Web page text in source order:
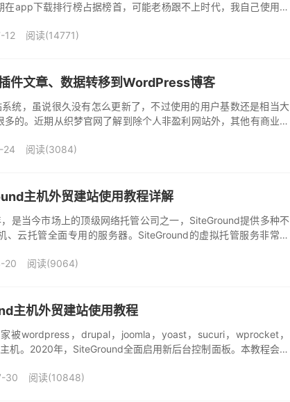
在app下载排行榜占据榜首，可能老杨跟不上时代，我自己使用抖
12 阅读(14771)
件文章、数据转移到WordPress博客
统，虽说很久没有怎么更新了，不过使用的用户基数还是相当大
的。近期从织梦官网了解到除个人非盈利网站外，其他有商业性
24 阅读(3084)
主机外贸建站使用教程详解
是当今市场上的顶级网络托管公司之一，SiteGround提供多种不
、云托管全面专用的服务器。SiteGround的虚拟托管服务非常周
20 阅读(9064)
主机外贸建站使用教程
被wordpress，drupal，joomla，yoast，sucuri，wprocket，
机。2020年，SiteGround全面启用新后台控制面板。本教程会手
30 阅读(10848)